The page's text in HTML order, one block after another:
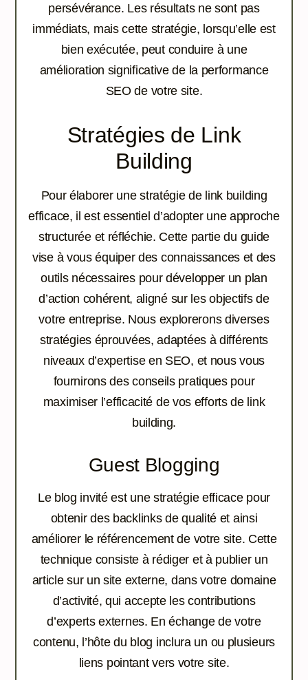
persévérance. Les résultats ne sont pas
immédiats, mais cette stratégie, lorsqu’elle est
bien exécutée, peut conduire à une
amélioration significative de la performance
SEO de votre site.
Stratégies de Link
Building
Pour élaborer une stratégie de link building
efficace, il est essentiel d’adopter une approche
structurée et réfléchie. Cette partie du guide
vise à vous équiper des connaissances et des
outils nécessaires pour développer un plan
d’action cohérent, aligné sur les objectifs de
votre entreprise. Nous explorerons diverses
stratégies éprouvées, adaptées à différents
niveaux d’expertise en SEO, et nous vous
fournirons des conseils pratiques pour
maximiser l’efficacité de vos efforts de link
building.
Guest Blogging
Le blog invité est une stratégie efficace pour
obtenir des backlinks de qualité et ainsi
améliorer le référencement de votre site. Cette
technique consiste à rédiger et à publier un
article sur un site externe, dans votre domaine
d’activité, qui accepte les contributions
d’experts externes. En échange de votre
contenu, l’hôte du blog inclura un ou plusieurs
liens pointant vers votre site.